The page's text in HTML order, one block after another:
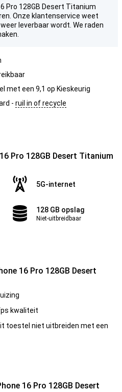
Pro 128GB Desert Titanium
Onze klantenservice weet
leverbaar wordt. We raden
met een 9,1 op Kieskeurig
- ruil in of recycle
Pro 128GB Desert Titanium
5G-internet
128 GB opslag
Niet-uitbreidbaar
16 Pro 128GB Desert
kwaliteit
toestel niet uitbreiden met een
16 Pro 128GB Desert